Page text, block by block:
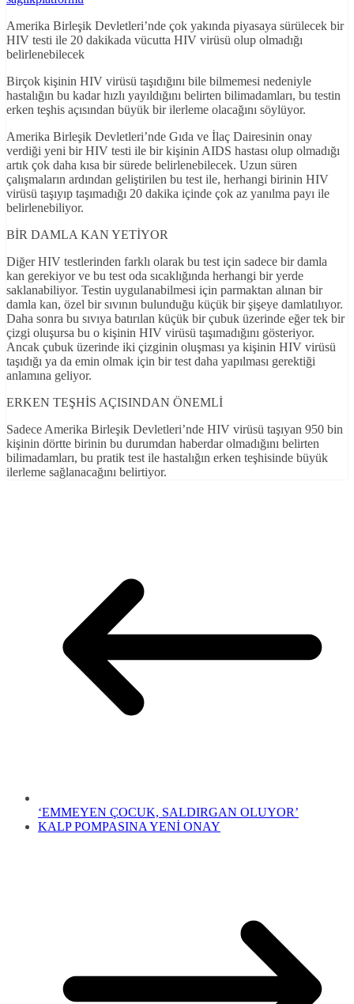
Amerika Birleşik Devletleri’nde çok yakında piyasaya sürülecek bir
HIV testi ile 20 dakikada vücutta HIV virüsü olup olmadığı
belirlenebilecek
Birçok kişinin HIV virüsü taşıdığını bile bilmemesi nedeniyle
hastalığın bu kadar hızlı yayıldığını belirten bilimadamları, bu testin
erken teşhis açısından büyük bir ilerleme olacağını söylüyor.
Amerika Birleşik Devletleri’nde Gıda ve İlaç Dairesinin onay
verdiği yeni bir HIV testi ile bir kişinin AIDS hastası olup olmadığı
artık çok daha kısa bir sürede belirlenebilecek. Uzun süren
çalışmaların ardından geliştirilen bu test ile, herhangi birinin HIV
virüsü taşıyıp taşımadığı 20 dakika içinde çok az yanılma payı ile
belirlenebiliyor.
BİR DAMLA KAN YETİYOR
Diğer HIV testlerinden farklı olarak bu test için sadece bir damla
kan gerekiyor ve bu test oda sıcaklığında herhangi bir yerde
saklanabiliyor. Testin uygulanabilmesi için parmaktan alınan bir
damla kan, özel bir sıvının bulunduğu küçük bir şişeye damlatılıyor.
Daha sonra bu sıvıya batırılan küçük bir çubuk üzerinde eğer tek bir
çizgi oluşursa bu o kişinin HIV virüsü taşımadığını gösteriyor.
Ancak çubuk üzerinde iki çizginin oluşması ya kişinin HIV virüsü
taşıdığı ya da emin olmak için bir test daha yapılması gerektiği
anlamına geliyor.
ERKEN TEŞHİS AÇISINDAN ÖNEMLİ
Sadece Amerika Birleşik Devletleri’nde HIV virüsü taşıyan 950 bin
kişinin dörtte birinin bu durumdan haberdar olmadığını belirten
bilimadamları, bu pratik test ile hastalığın erken teşhisinde büyük
ilerleme sağlanacağını belirtiyor.
‘EMMEYEN ÇOCUK, SALDIRGAN OLUYOR’
KALP POMPASINA YENİ ONAY